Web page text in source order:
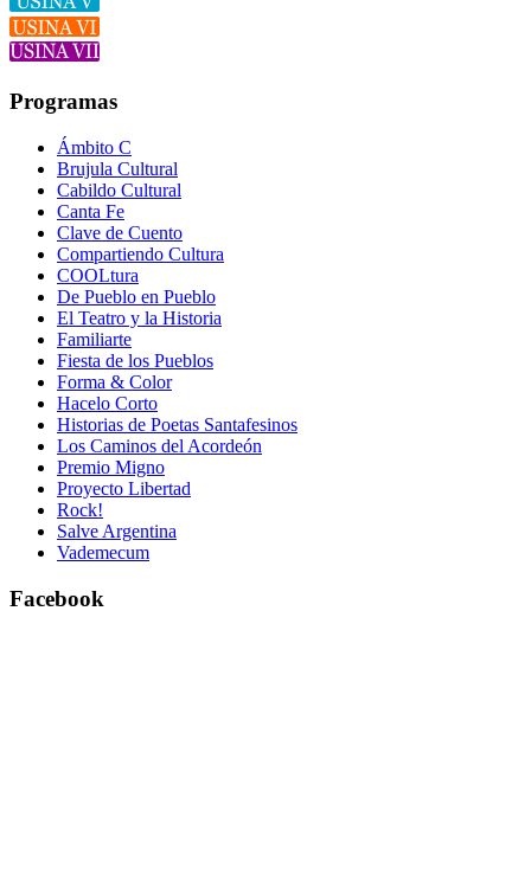
Programas
Ámbito C
Brujula Cultural
Cabildo Cultural
Canta Fe
Clave de Cuento
Compartiendo Cultura
COOLtura
De Pueblo en Pueblo
El Teatro y la Historia
Familiarte
Fiesta de los Pueblos
Forma & Color
Hacelo Corto
Historias de Poetas Santafesinos
Los Caminos del Acordeón
Premio Migno
Proyecto Libertad
Rock!
Salve Argentina
Vademecum
Facebook